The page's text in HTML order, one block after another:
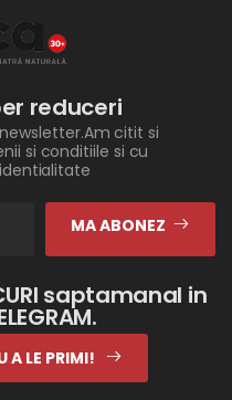
reduceri
citit si
si conditiile si cu
MA ABONEZ
saptamanal in
A LE PRIMI!